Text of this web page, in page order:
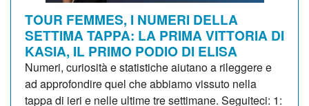
TOUR FEMMES, I NUMERI DELLA
SETTIMA TAPPA: LA PRIMA VITTORIA DI
KASIA, IL PRIMO PODIO DI ELISA
Numeri, curiosità e statistiche aiutano a rileggere e
ad approfondire quel che abbiamo vissuto nella
tappa di ieri e nelle ultime tre settimane. Seguiteci: 1: